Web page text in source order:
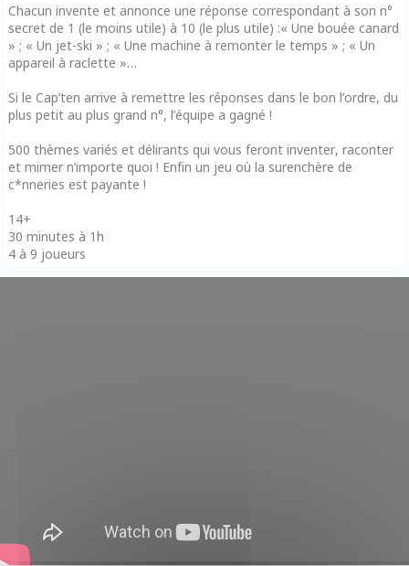
Chacun invente et annonce une réponse correspondant à son n°
secret de 1 (le moins utile) à 10 (le plus utile) :« Une bouée canard
» ; « Un jet-ski » ; « Une machine à remonter le temps » ; « Un
appareil à raclette »…
Si le Cap’ten arrive à remettre les réponses dans le bon l’ordre, du
plus petit au plus grand n°, l’équipe a gagné !
500 thèmes variés et délirants qui vous feront inventer, raconter
et mimer n’importe quoi ! Enfin un jeu où la surenchère de
c*nneries est payante !
14+
30 minutes à 1h
4 à 9 joueurs